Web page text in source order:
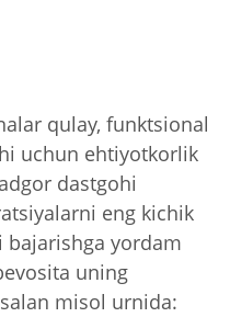
qulay, funktsional
uchun ehtiyotkorlik
dastgohi
eng kichik
bajarishga yordam
uning
misol urnida: